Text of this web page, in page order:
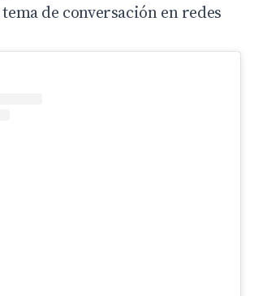
de conversación en redes